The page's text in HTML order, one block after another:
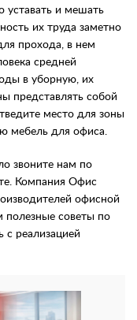
уставать и мешать
их труда заметно
прохода, в нем
средней
в уборную, их
представлять собой
место для зоны
мебель для офиса.
звоните нам по
Компания Офис
офисной
советы по
реализацией